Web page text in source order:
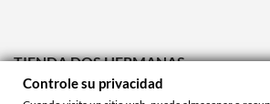
TIENDA DOS HERMANAS
Controle su privacidad